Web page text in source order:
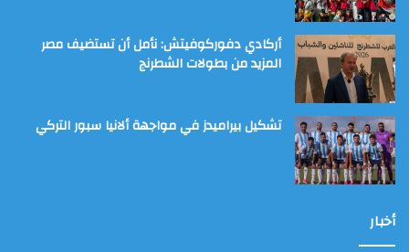
أركادي دفوركوفيتش: نأمل أن تستضيف مصر
المزيد من بطولات الشطرنج
تشكيل بيراميدز في مواجهة ألانيا سبور التركي
أخبار